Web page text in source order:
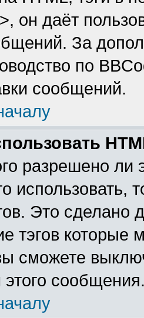
он даёт
За
по
сообщений.
разрешено
использовать,
Это сделано
тэгов
сможете
этого